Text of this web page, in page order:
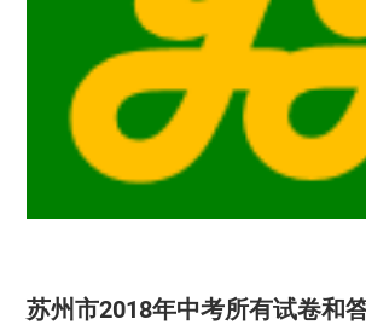
苏州市2018年中考所有试卷和